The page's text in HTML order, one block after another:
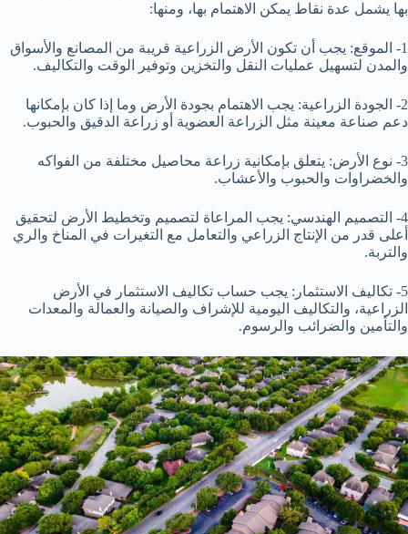
بها يشمل عدة نقاط يمكن الاهتمام بها، ومنها:
1- الموقع: يجب أن تكون الأرض الزراعية قريبة من المصانع والأسواق
والمدن لتسهيل عمليات النقل والتخزين وتوفير الوقت والتكاليف.
2- الجودة الزراعية: يجب الاهتمام بجودة الأرض وما إذا كان بإمكانها
دعم صناعة معينة مثل الزراعة العضوية أو زراعة الدقيق والحبوب.
3- نوع الأرض: يتعلق بإمكانية زراعة محاصيل مختلفة من الفواكه
والخضراوات والحبوب والأعشاب.
4- التصميم الهندسي: يجب المراعاة لتصميم وتخطيط الأرض لتحقيق
أعلى قدر من الإنتاج الزراعي والتعامل مع التغيرات في المناخ والري
والتربة.
5- تكاليف الاستثمار: يجب حساب تكاليف الاستثمار في الأرض
الزراعية، والتكاليف اليومية للإشراف والصيانة والعمالة والمعدات
والتأمين والضرائب والرسوم.